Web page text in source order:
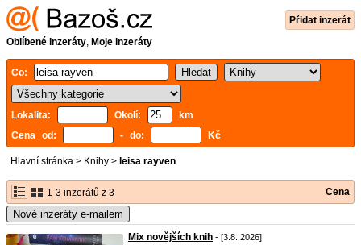
Přidat inzerát
Oblíbené inzeráty, Moje inzeráty
Co:
Lokalita: Okolí:
km
Cena od:
- do: Kč
Hlavní stránka > Knihy > leisa rayven
1-3 inzerátů z 3 Cena
Nové inzeráty e-mailem
Mix novějších knih - [3.8. 2026]